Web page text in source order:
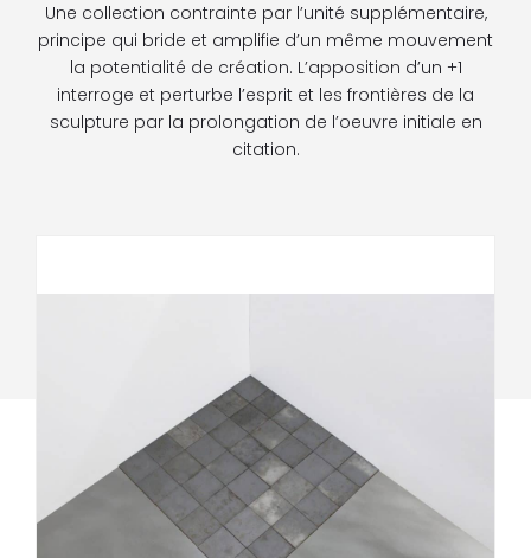
Une collection contrainte par l’unité supplémentaire,
principe qui bride et amplifie d’un même mouvement
la potentialité de création. L’apposition d’un +1
interroge et perturbe l’esprit et les frontières de la
sculpture par la prolongation de l’oeuvre initiale en
citation.